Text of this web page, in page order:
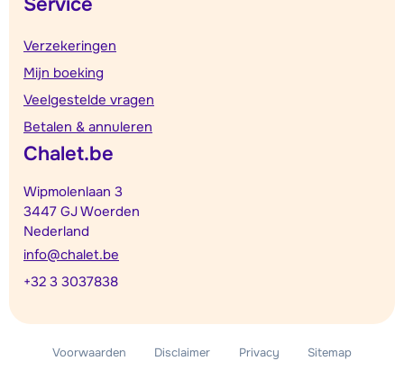
Verzekeringen
Mijn boeking
Veelgestelde vragen
Betalen & annuleren
Chalet.be
Wipmolenlaan 3
3447 GJ Woerden
Nederland
info@chalet.be
+32 3 3037838
Voorwaarden Disclaimer Privacy Sitemap